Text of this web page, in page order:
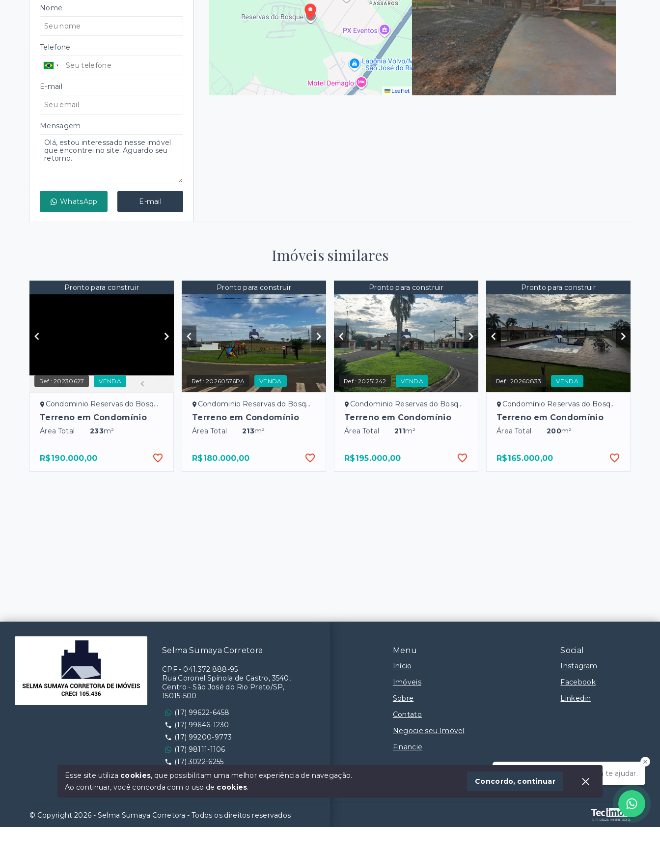
Leaflet
Nome
Telefone
E-mail
Mensagem
WhatsApp E-mail
Imóveis similares
Pronto para construir
Ref.:20230627 VENDA
Condominio Reservas do Bosque - Bady Bassitt/SP
Terreno em Condomínio
Área Total 233m²
R$190.000,00
Pronto para construir
Ref.:20260576PA VENDA
Condominio Reservas do Bosque - Bady Bassitt/SP
Terreno em Condomínio
Área Total 213m²
R$180.000,00
Pronto para construir
Ref.:20251242 VENDA
Condominio Reservas do Bosque - Bady Bassitt/SP
Terreno em Condomínio
Área Total 211m²
R$195.000,00
Pronto para construir
Ref.:20260833 VENDA
Condominio Reservas do Bosque - Bady Bassitt/SP
Terreno em Condomínio
Área Total 200m²
R$165.000,00
Olá! Estamos disponíveis para te ajudar.
Menu
Início
Imóveis
Sobre
Contato
Negocie seu Imóvel
Financie
Social
Instagram
Facebook
Linkedin
SITE PARA IMOBILIARIA
Selma Sumaya Corretora
CPF- 041.372.888-95
Rua Coronel Spínola de Castro, 3540,
Centro - São José do Rio Preto/SP,
15015-500
(17) 99622-6458
(17) 99646-1230
(17) 99200-9773
(17) 98111-1106
(17) 3022-6255
Ver e-mail
© Copyright 2026 - Selma Sumaya Corretora - Todos os direitos reservados
Esse site utiliza cookies, que possibilitam uma melhor experiência de navegação.
Ao continuar, você concorda com o uso de cookies.
Concordo, continuar